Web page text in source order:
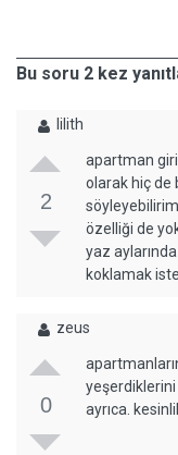
Bu soru 2 kez
lilith
2
apartman
olarak hiç de
özelliği de
yaz
koklamak
zeus
0
ayrıca.